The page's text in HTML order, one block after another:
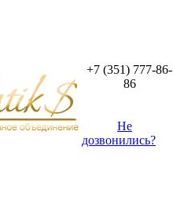
+7 (351) 777-86-
86
Не
дозвонились?